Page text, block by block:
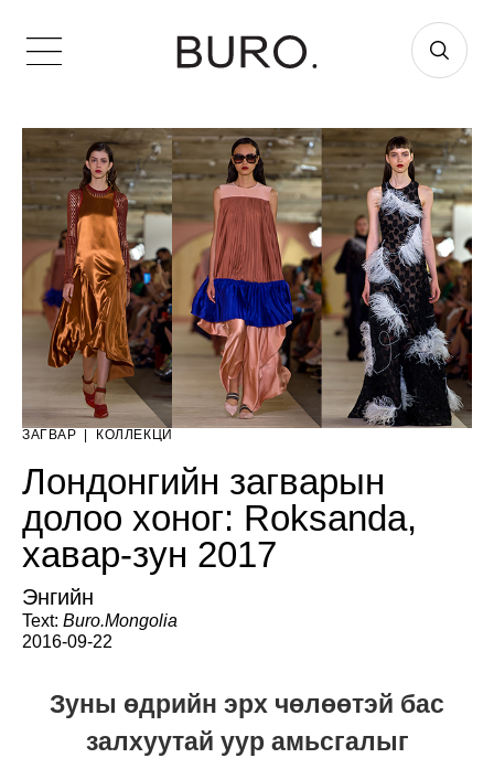
ЗАГВАР КОЛЛЕКЦИ
Лондонгийн загварын
долоо хоног: Roksanda,
хавар-зун 2017
Энгийн
Text: Buro.Mongolia
2016-09-22
Зуны өдрийн эрх чөлөөтэй бас
залхуутай уур амьсгалыг